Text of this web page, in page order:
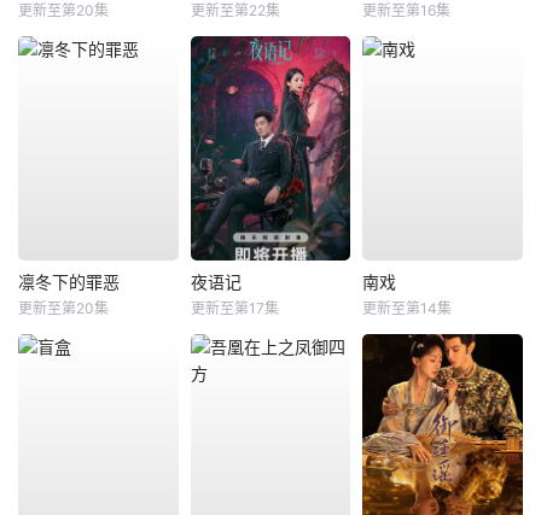
更新至第20集 更新至第22集 更新至第16集
凛冬下的罪恶
更新至第20集
夜语记
更新至第17集
南戏
更新至第14集